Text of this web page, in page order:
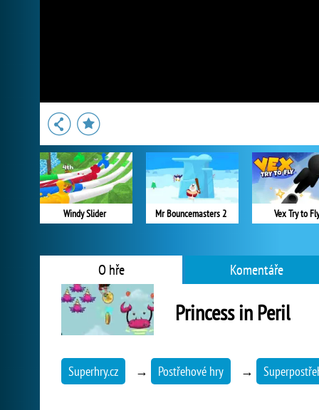
Windy Slider Mr Bouncemasters 2 Vex Try to Fly
O hře Komentáře
Princess in Peril
Superhry.cz → Postřehové hry →